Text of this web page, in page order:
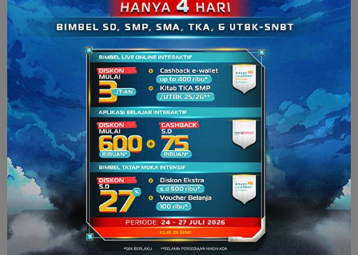
Bagas
Dalam complaint letterdi atas, Bagas menuliskan keluhannya
terhadap pelayanan provider Four. Dia meminta penjelasan
terkait jaringan data internetnya yang sangat lambat, kapan
masalah tersebut akan selesai, dan apa yang sebaiknya dia
lakukan sembari menunggu perbaikan ini. Dari surat yang
ditulisnya, Bagas menyampaikan perasaan kecewanya
dengan menggunakan bahasa yang sopan dan resmi.
Baca Juga:Contoh Motivation Letter Beasiswa dan Cara
Membuatnya
Contoh Sales Letter